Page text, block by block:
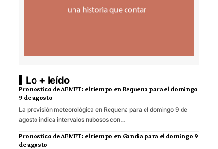
Lo + leído
Pronóstico de AEMET: el tiempo en Requena para el domingo
9 de agosto
La previsión meteorológica en Requena para el domingo 9 de
agosto indica intervalos nubosos con…
Pronóstico de AEMET: el tiempo en Gandia para el domingo 9
de agosto